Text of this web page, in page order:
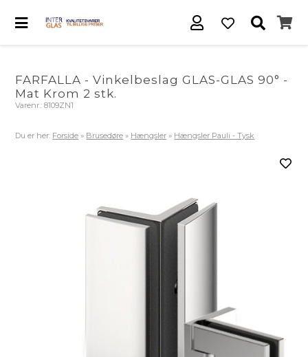
FARFALLA - Vinkelbeslag GLAS-GLAS 90° -
Mat Krom 2 stk.
Varenr.:8109ZN1
Du er her: Forside » Brusedøre » Hængsler » Hængsler Pauli - Tysk